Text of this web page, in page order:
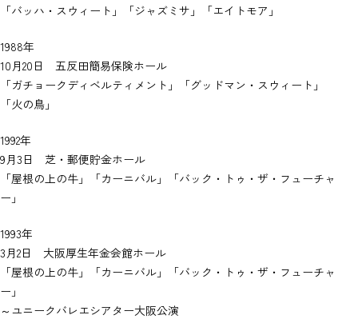
「バッハ・スウィート」「ジャズミサ」「エイトモア」
1988年
10月20日 五反田簡易保険ホール
「ガチョークディベルティメント」「グッドマン・スウィート」
「火の鳥」
1992年
9月3日 芝・郵便貯金ホール
「屋根の上の牛」「カーニバル」「バック・トゥ・ザ・フューチャ
ー」
1993年
3月2日 大阪厚生年金会館ホール
「屋根の上の牛」「カーニバル」「バック・トゥ・ザ・フューチャ
ー」
～ユニークバレエシアター大阪公演